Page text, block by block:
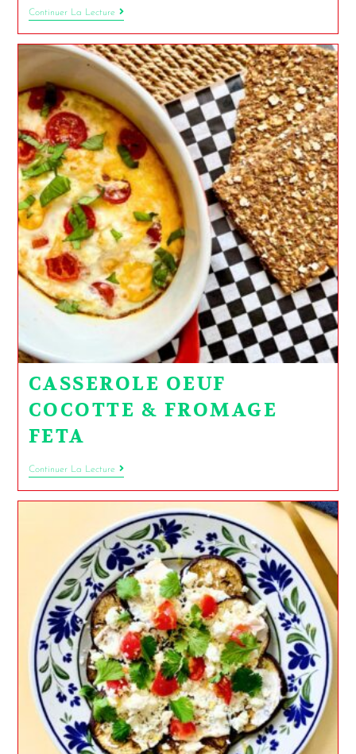
Continuer La Lecture
CASSEROLE OEUF
COCOTTE & FROMAGE
FETA
Continuer La Lecture